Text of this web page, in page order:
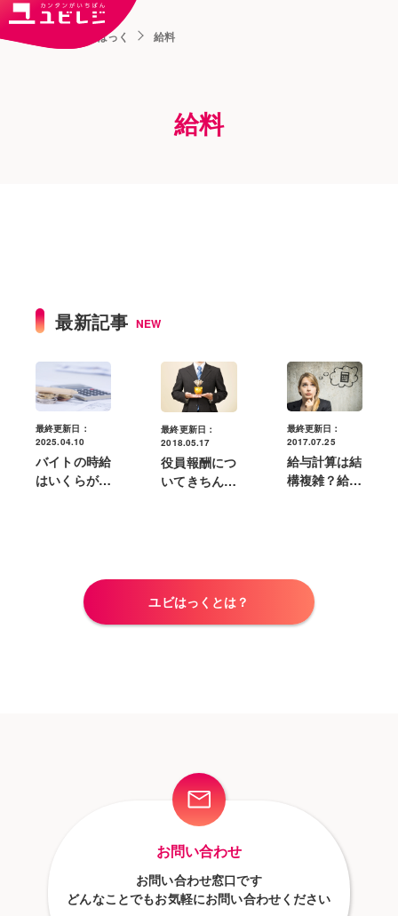
ユビはっく 給料
給料
最新記事 NEW
最終更新日：
2025.04.10
バイトの時給
はいくらがベ
最終更新日：
2018.05.17
役員報酬につ
いてきちんと
最終更新日：
2017.07.25
給与計算は結
構複雑？給与
ユビはっくとは？
お問い合わせ
お問い合わせ窓口です
どんなことでもお気軽にお問い合わせください